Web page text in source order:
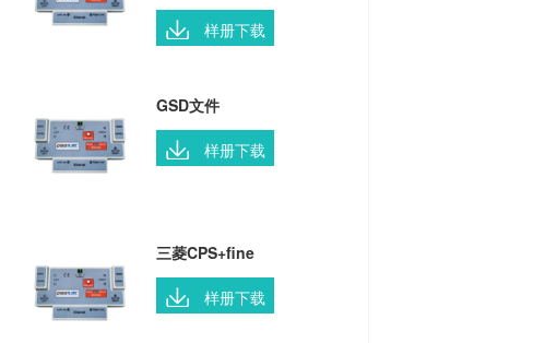
件安装包
样册下载
GSD文件
样册下载
三菱CPS+fine
样册下载